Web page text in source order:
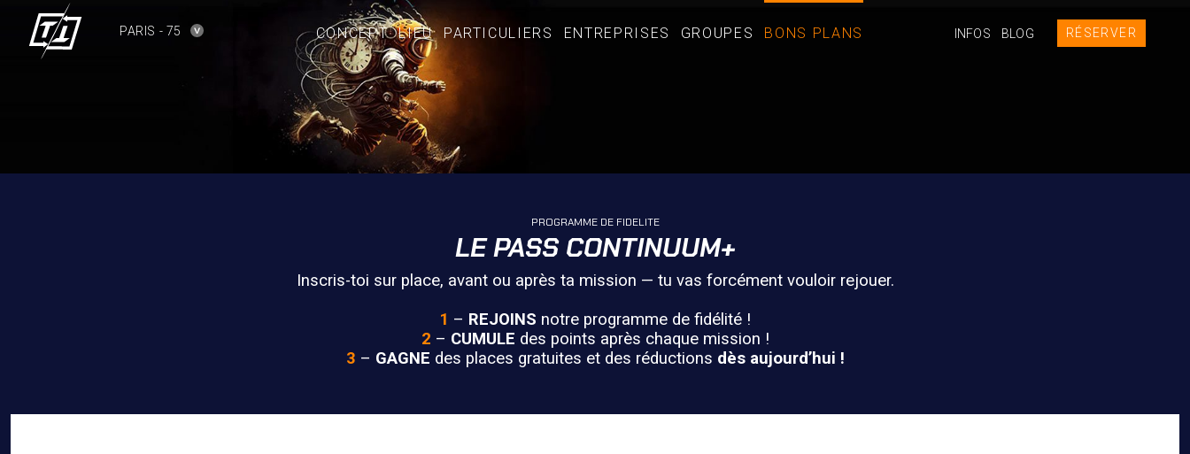
PARIS - 75 CONCEPT LIEU PARTICULIERS ENTREPRISES GROUPES BONS PLANS INFOS BLOG RÉSERVER
PROGRAMME DE FIDELITE
LE PASS CONTINUUM+
Inscris-toi sur place, avant ou après ta mission — tu vas forcément vouloir rejouer.
1 – REJOINS notre programme de fidélité !
2 – CUMULE des points après chaque mission !
3 – GAGNE des places gratuites et des réductions dès aujourd’hui !